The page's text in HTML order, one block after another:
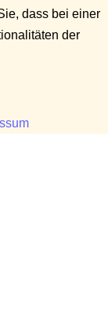
dass bei einer
der